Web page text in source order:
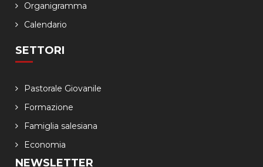
Organigramma
Calendario
SETTORI
Pastorale Giovanile
Formazione
Famiglia salesiana
Economia
NEWSLETTER